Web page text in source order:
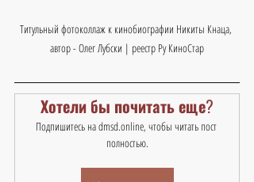
Титульный фотоколлаж к кинобиографии Никиты Кнаца,
автор - Олег Лубски | реестр Ру КиноСтар
Хотели бы почитать еще?
Подпишитесь на dmsd.online, чтобы читать пост
полностью.